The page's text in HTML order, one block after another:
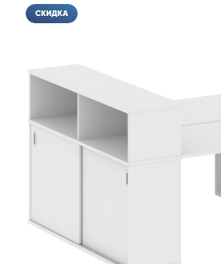
Стойки ресепшн
Офисные кресла и